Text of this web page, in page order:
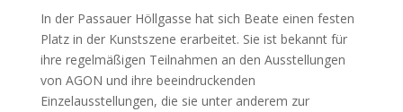
In der Passauer Höllgasse hat sich Beate einen festen
Platz in der Kunstszene erarbeitet. Sie ist bekannt für
ihre regelmäßigen Teilnahmen an den Ausstellungen
von AGON und ihre beeindruckenden
Einzelausstellungen, die sie unter anderem zur